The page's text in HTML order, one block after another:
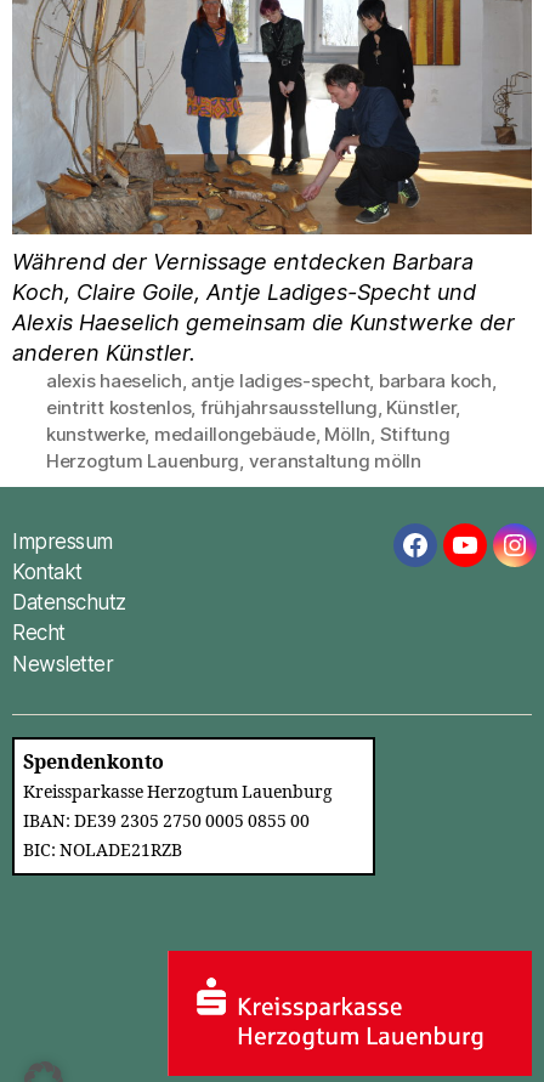
Während der Vernissage entdecken Barbara
Koch, Claire Goile, Antje Ladiges-Specht und
Alexis Haeselich gemeinsam die Kunstwerke der
anderen Künstler.
Schlagwörter
alexis haeselich, antje ladiges-specht, barbara koch,
eintritt kostenlos, frühjahrsausstellung, Künstler,
kunstwerke, medaillongebäude, Mölln, Stiftung
Herzogtum Lauenburg, veranstaltung mölln
Impressum
Kontakt
Datenschutz
Recht
Newsletter
Facebook
Spendenkonto
Kreissparkasse Herzogtum Lauenburg
IBAN: DE39 2305 2750 0005 0855 00
BIC: NOLADE21RZB